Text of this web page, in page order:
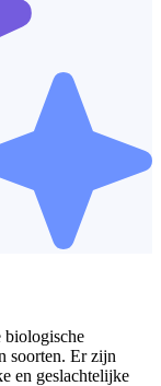
biologische
soorten. Er zijn
en geslachtelijke